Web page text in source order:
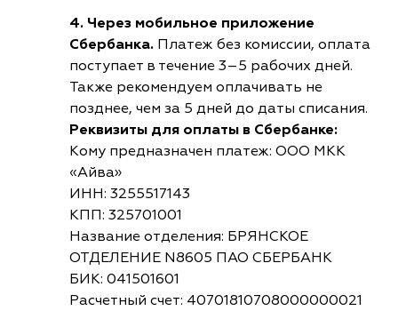
4. Через мобильное приложение
Сбербанка. Платеж без комиссии, оплата
поступает в течение 3–5 рабочих дней.
Также рекомендуем оплачивать не
позднее, чем за 5 дней до даты списания.
Реквизиты для оплаты в Сбербанке:
Кому предназначен платеж: ООО МКК
«Айва»
ИНН: 3255517143
КПП: 325701001
Название отделения: БРЯНСКОЕ
ОТДЕЛЕНИЕ N8605 ПАО СБЕРБАНК
БИК: 041501601
Расчетный счет: 40701810708000000021